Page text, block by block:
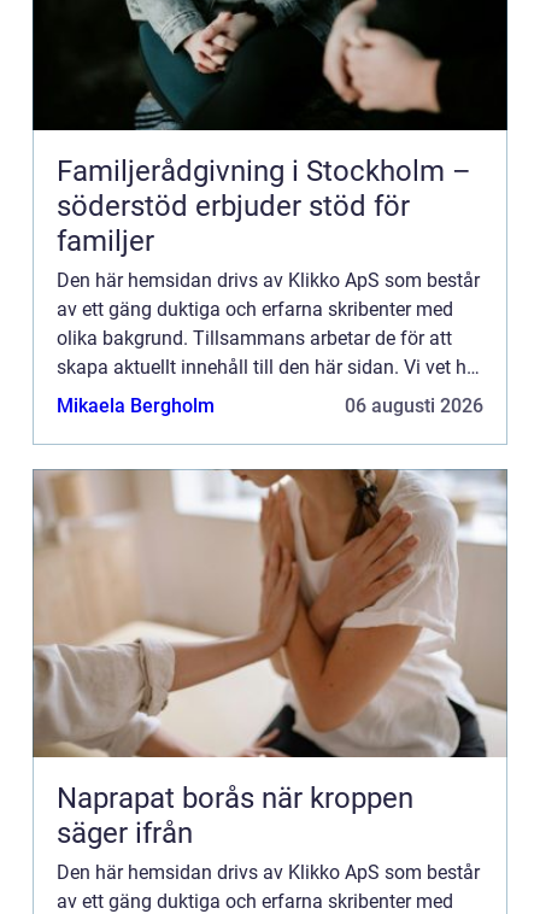
Familjerådgivning i Stockholm –
söderstöd erbjuder stöd för
familjer
Den här hemsidan drivs av Klikko ApS som består
av ett gäng duktiga och erfarna skribenter med
olika bakgrund. Tillsammans arbetar de för att
skapa aktuellt innehåll till den här sidan. Vi vet hur
utmanande det är att läsa och genomgå en
Mikaela Bergholm 06 augusti 2026
Naprapat borås när kroppen
säger ifrån
Den här hemsidan drivs av Klikko ApS som består
av ett gäng duktiga och erfarna skribenter med